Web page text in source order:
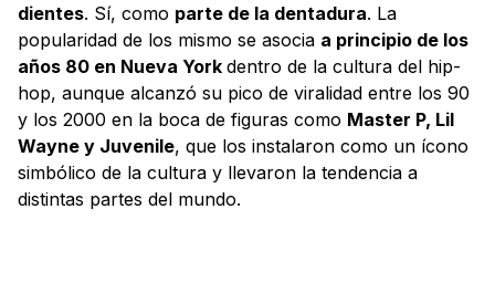
dientes. Sí, como parte de la dentadura. La
popularidad de los mismo se asocia a principio de los
años 80 en Nueva York dentro de la cultura del hip-
hop, aunque alcanzó su pico de viralidad entre los 90
y los 2000 en la boca de figuras como Master P, Lil
Wayne y Juvenile, que los instalaron como un ícono
simbólico de la cultura y llevaron la tendencia a
distintas partes del mundo.